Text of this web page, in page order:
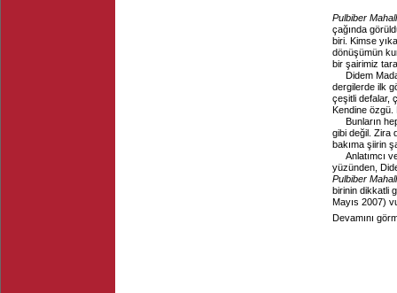
Pulbiber
çağında
biri. Kimse
dönüşümün
bir şairimiz
Didem
dergilerde ilk
çeşitli defalar,
Kendine özgü.
Bunların
gibi değil. Zira
bakıma şiirin
Anlatımcı
yüzünden,
Pulbiber
birinin dikkatli
Mayıs 2007)
Devamını